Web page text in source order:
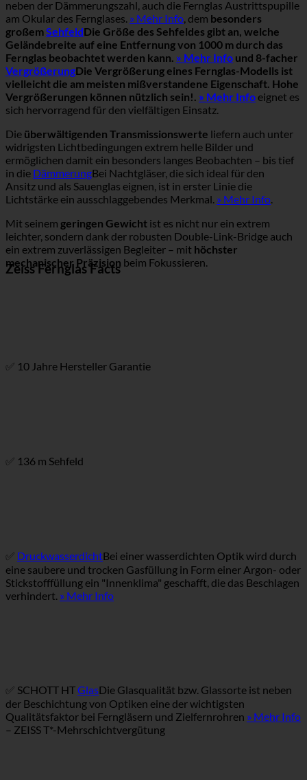
neben der Dämmerungszahl, auch die Fernglas Austrittspupille
am Okular des Fernglases. » Mehr Info, dem besonders
großemSehfeldDie Größe des Sehfeldes gibt an, welche
Geländebreite auf eine Entfernung von 1000 m durch das
Fernglas beobachtet werden kann. » Mehr Info und 8-facher
VergrößerungDie Vergrößerung eines Fernglas-Modells ist
vielleicht die am meisten mißverstandene Eigenschaft. Hohe
Vergrößerungen können nützlich sein!. » Mehr Info eignet es
sich hervorragend für den vielfältigen Einsatz.
Die überwältigenden Transmissionswerte liefern auch unter
widrigsten Lichtbedingungen extrem helle Bilder und
ermöglichen damit ein besonders langes Beobachten – bis tief
in die DämmerungBei Nachtgläser, die sich ideal für den
Ansitz und als Sauenglas eignen, ist in erster Linie die
Lichtstärke ein ausschlaggebendes Merkmal. » Mehr Info.
Mit seinem geringen Gewicht ist es nicht nur ein extrem
leichter, sondern dank der robusten Double-Link-Bridge auch
ein extrem zuverlässigen Begleiter – mit höchster
mechanischer Präzision beim Fokussieren.
Zeiss Fernglas Facts
✅ 10 Jahre Hersteller Garantie
✅ 136 m Sehfeld
✅ DruckwasserdichtBei einer wasserdichten Optik wird durch
eine saubere und trocken Gasfüllung in Form einer Argon- oder
Stickstofffüllung ein "Innenklima" geschafft, die das Beschlagen
verhindert. » Mehr Info
✅ SCHOTT HTGlasDie Glasqualität bzw. Glassorte ist neben
der Beschichtung von Optiken eine der wichtigsten
Qualitätsfaktor bei Ferngläsern und Zielfernrohren » Mehr Info
– ZEISS T*-Mehrschichtvergütung